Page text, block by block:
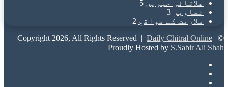
علاقائی خبریں 5
تصاویر 3
ملازمت کے مواقع 2
© Copyright 2026, All Rights Reserved |
Daily Chitral Online |
Proudly Hosted by S.Sabir Ali Shah